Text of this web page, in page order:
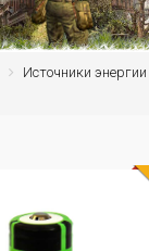
Источники энергии